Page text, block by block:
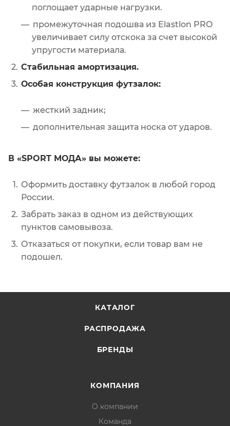
поглощает ударные нагрузки.
промежуточная подошва из Elastlon PRO
увеличивает силу отскока за счет высокой
упругости материала.
Стабильная амортизация.
Особая конструкция футзалок:
жесткий задник;
дополнительная защита носка от ударов.
В «SPORT МОДА» вы можете:
Оформить доставку футзалок в любой город
России.
Забрать заказ в одном из действующих
пунктов самовывоза.
Отказаться от покупки, если товар вам не
подошел.
КАТАЛОГ
РАСПРОДАЖА
БРЕНДЫ
КОМПАНИЯ
О компании
Команда